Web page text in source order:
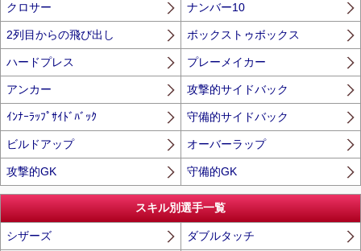
クロサー ナンバー10
2列目からの飛び出し ボックストゥボックス
ハードプレス プレーメイカー
アンカー 攻撃的サイドバック
ｲﾝﾅｰﾗｯﾌﾟｻｲﾄﾞﾊﾞｯｸ 守備的サイドバック
ビルドアップ オーバーラップ
攻撃的GK 守備的GK
スキル別選手一覧
シザーズ ダブルタッチ